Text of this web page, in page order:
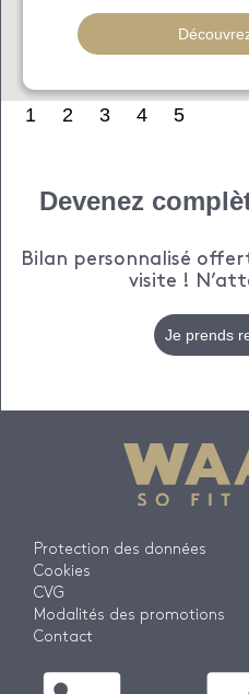
1 2 3 4 5
Devenez
Bilan personnalisé
visite !
Je prends
Protection des données
Cookies
CVG
Modalités des promotions
Contact